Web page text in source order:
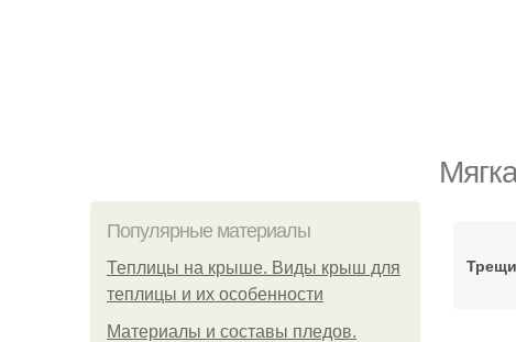
Популярные материалы
Теплицы на крыше. Виды крыш для
теплицы и их особенности
Материалы и составы пледов.